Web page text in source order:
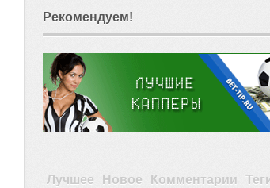
Рекомендуем!
Лучшее Новое Комментарии